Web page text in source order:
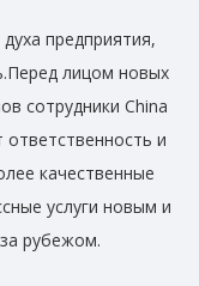
предприятия,
лицом новых
сотрудники China
ответственность и
качественные
услуги новым и
рубежом.